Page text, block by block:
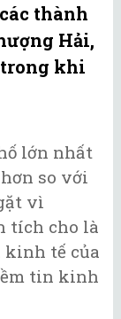
thành
Hải,
trong khi
lớn nhất
so với
vì
tích cho là
kinh tế của
tin kinh